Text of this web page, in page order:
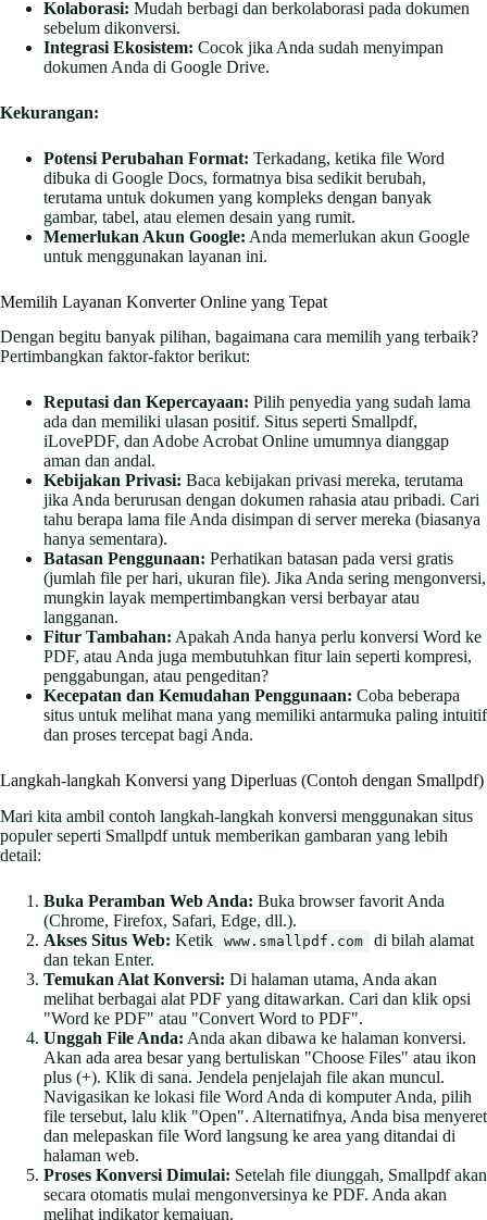
Kolaborasi: Mudah berbagi dan berkolaborasi pada dokumen
sebelum dikonversi.
Integrasi Ekosistem: Cocok jika Anda sudah menyimpan
dokumen Anda di Google Drive.
Kekurangan:
Potensi Perubahan Format: Terkadang, ketika file Word
dibuka di Google Docs, formatnya bisa sedikit berubah,
terutama untuk dokumen yang kompleks dengan banyak
gambar, tabel, atau elemen desain yang rumit.
Memerlukan Akun Google: Anda memerlukan akun Google
untuk menggunakan layanan ini.
Memilih Layanan Konverter Online yang Tepat
Dengan begitu banyak pilihan, bagaimana cara memilih yang terbaik?
Pertimbangkan faktor-faktor berikut:
Reputasi dan Kepercayaan: Pilih penyedia yang sudah lama
ada dan memiliki ulasan positif. Situs seperti Smallpdf,
iLovePDF, dan Adobe Acrobat Online umumnya dianggap
aman dan andal.
Kebijakan Privasi: Baca kebijakan privasi mereka, terutama
jika Anda berurusan dengan dokumen rahasia atau pribadi. Cari
tahu berapa lama file Anda disimpan di server mereka (biasanya
hanya sementara).
Batasan Penggunaan: Perhatikan batasan pada versi gratis
(jumlah file per hari, ukuran file). Jika Anda sering mengonversi,
mungkin layak mempertimbangkan versi berbayar atau
langganan.
Fitur Tambahan: Apakah Anda hanya perlu konversi Word ke
PDF, atau Anda juga membutuhkan fitur lain seperti kompresi,
penggabungan, atau pengeditan?
Kecepatan dan Kemudahan Penggunaan: Coba beberapa
situs untuk melihat mana yang memiliki antarmuka paling intuitif
dan proses tercepat bagi Anda.
Langkah-langkah Konversi yang Diperluas (Contoh dengan Smallpdf)
Mari kita ambil contoh langkah-langkah konversi menggunakan situs
populer seperti Smallpdf untuk memberikan gambaran yang lebih
detail:
Buka Peramban Web Anda: Buka browser favorit Anda
(Chrome, Firefox, Safari, Edge, dll.).
Akses Situs Web: Ketik www.smallpdf.com
di bilah alamat
dan tekan Enter.
Temukan Alat Konversi: Di halaman utama, Anda akan
melihat berbagai alat PDF yang ditawarkan. Cari dan klik opsi
"Word ke PDF" atau "Convert Word to PDF".
Unggah File Anda: Anda akan dibawa ke halaman konversi.
Akan ada area besar yang bertuliskan "Choose Files" atau ikon
plus (+). Klik di sana. Jendela penjelajah file akan muncul.
Navigasikan ke lokasi file Word Anda di komputer Anda, pilih
file tersebut, lalu klik "Open". Alternatifnya, Anda bisa menyeret
dan melepaskan file Word langsung ke area yang ditandai di
halaman web.
Proses Konversi Dimulai: Setelah file diunggah, Smallpdf akan
secara otomatis mulai mengonversinya ke PDF. Anda akan
melihat indikator kemajuan.